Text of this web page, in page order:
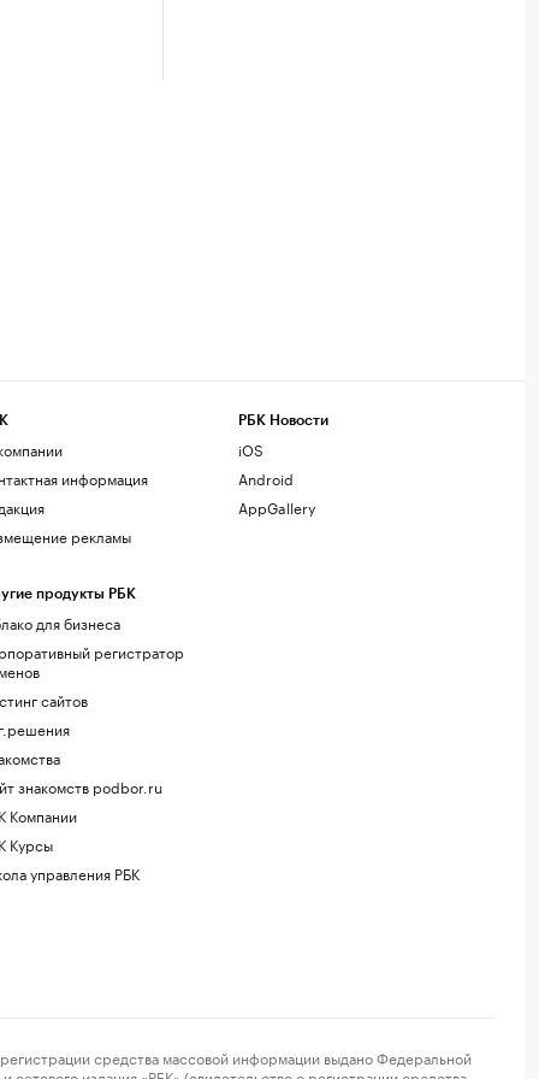
информация
рекламы
продукты РБК
для бизнеса
регистратор
сайтов
знакомств podbor.ru
Компании
Курсы
управления РБК
РБК Новости
iOS
Android
AppGallery
средства массовой информации выдано Федеральной